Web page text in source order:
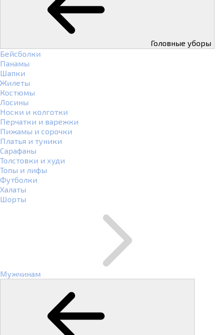
Головные уборы
Бейсболки
Панамы
Шапки
Жилеты
Костюмы
Лосины
Носки и колготки
Перчатки и варежки
Пижамы и сорочки
Платья и туники
Сарафаны
Толстовки и худи
Топы и лифы
Футболки
Халаты
Шорты
Мужчинам